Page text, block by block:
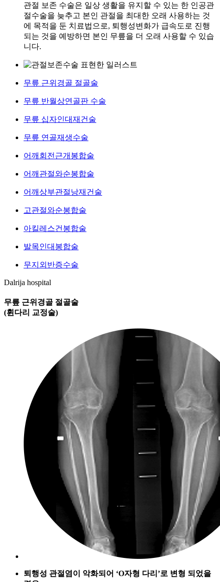
관절 보존 수술은 일상 생활을 유지할 수 있는 한 인공관
절수술을 늦추고 본인 관절을 최대한 오래 사용하는 것
에 목적을 둔 치료법으로, 퇴행성변화가 급속도로 진행
되는 것을 예방하면 본인 무릎을 더 오래 사용할 수 있습
니다.
무릎 근위경골 절골술
무릎 반월상연골판 수술
무릎 십자인대재건술
무릎 연골재생수술
어깨회전근개봉합술
어깨관절와순봉합술
어깨상부관절낭재건술
고관절와순봉합술
아킬레스건봉합술
발목인대봉합술
무지외반증수술
Dalrija hospital
무릎 근위경골 절골술
(휜다리 교정술)
퇴행성 관절염이 악화되어 ‘O자형 다리’로 변형 되었을